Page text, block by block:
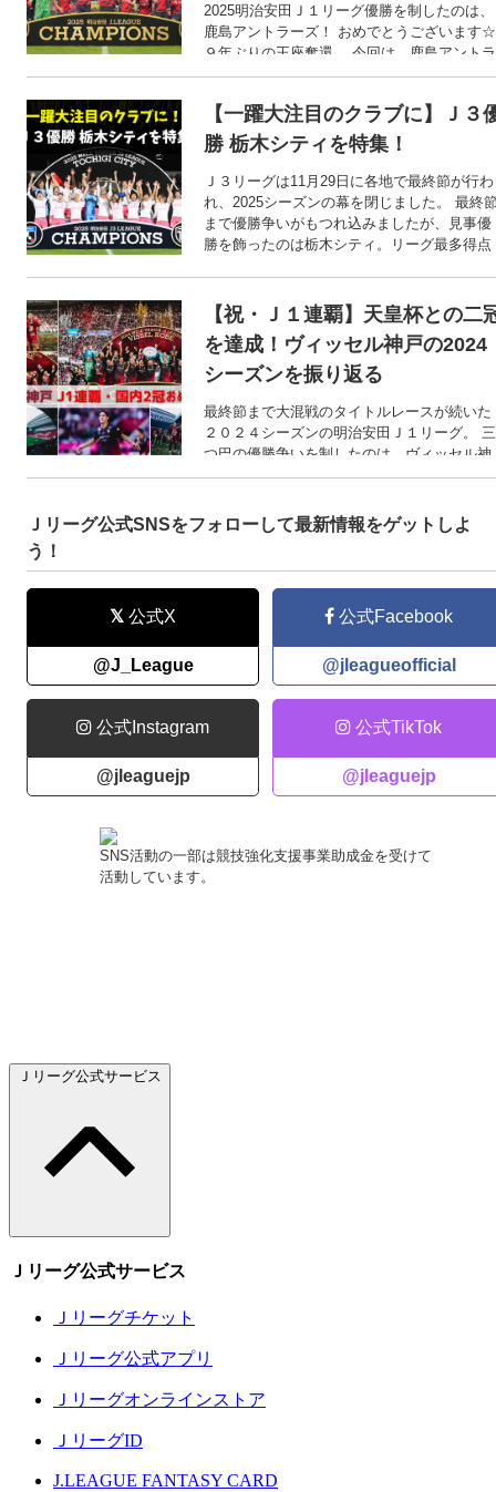
2025明治安田Ｊ１リーグ優勝を制したのは、
鹿島アントラーズ！ おめでとうございます☆
９年ぶりの王座奪還。 今回は、鹿島アントラ
ーズＪ１優勝の1日を振り返ります。
【一躍大注目のクラブに】Ｊ３
勝 栃木シティを特集！
Ｊ３リーグは11月29日に各地で最終節が行わ
れ、2025シーズンの幕を閉じました。 最終
まで優勝争いがもつれ込みましたが、見事優
勝を飾ったのは栃木シティ。リーグ最多得点
た。 今回は、そんな栃木シティを深堀りしま
す！
【祝・Ｊ１連覇】天皇杯との二
を達成！ヴィッセル神戸の2024
シーズンを振り返る
最終節まで大混戦のタイトルレースが続いた
２０２４シーズンの明治安田Ｊ１リーグ。 三
つ巴の優勝争いを制したのは、ヴィッセル神
戸！ 史上6クラブ目のＪ１リーグ連覇を達成
集！ということで、今シーズンのヴィッセル
神戸を振り返ります。
Ｊリーグ公式SNSをフォローして最新情報をゲットしよ
う！
公式X
@J_League
公式Facebook
@jleagueofficial
公式Instagram
@jleaguejp
公式TikTok
@jleaguejp
SNS活動の一部は競技強化支援事業助成金を受けて
活動しています。
Ｊリーグ公式サービス
Ｊリーグ公式サービス
Ｊリーグチケット
Ｊリーグ公式アプリ
Ｊリーグオンラインストア
ＪリーグID
J.LEAGUE FANTASY CARD